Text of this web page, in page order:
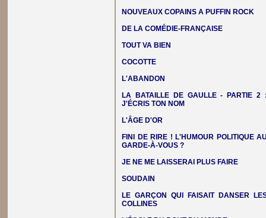
NOUVEAUX COPAINS A PUFFIN ROCK
DE LA COMÉDIE-FRANÇAISE
TOUT VA BIEN
COCOTTE
L'ABANDON
LA BATAILLE DE GAULLE - PARTIE 2
J'ÉCRIS TON NOM
L'ÂGE D'OR
FINI DE RIRE ! L'HUMOUR POLITIQUE
GARDE-À-VOUS ?
JE NE ME LAISSERAI PLUS FAIRE
SOUDAIN
LE GARÇON QUI FAISAIT DANSER
COLLINES